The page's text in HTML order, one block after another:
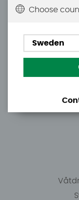
Du kan hämta
E-
Choose
Sweden